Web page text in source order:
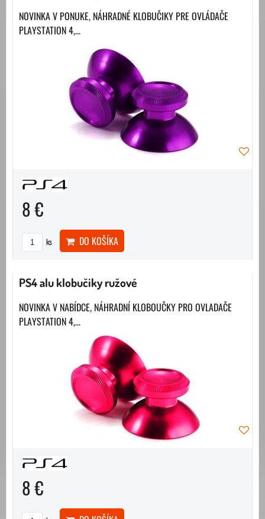
NOVINKA V PONUKE, NÁHRADNÉ KLOBUČIKY PRE OVLÁDAČE
PLAYSTATION 4,...
8 €
ks DO KOŠÍKA
PS4 alu klobučiky ružové
NOVINKA V NABÍDCE, NÁHRADNÍ KLOBOUČKY PRO OVLADAČE
PLAYSTATION 4,...
8 €